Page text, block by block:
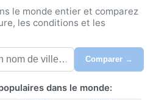
le monde entier et comparez
les conditions et les
Comparer →
dans le monde: